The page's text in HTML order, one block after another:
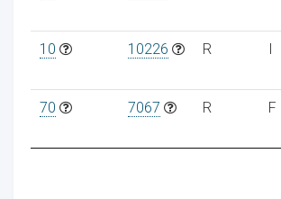
10 10226 R I
70 7067 R F